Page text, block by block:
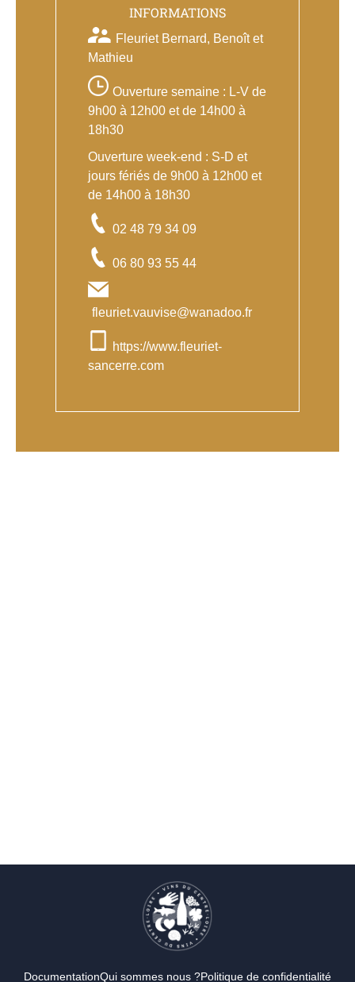
INFORMATIONS
Fleuriet Bernard, Benoît et
Mathieu
Ouverture semaine : L-V de
9h00 à 12h00 et de 14h00 à
18h30
Ouverture week-end : S-D et
jours fériés de 9h00 à 12h00 et
de 14h00 à 18h30
02 48 79 34 09
06 80 93 55 44
fleuriet.vauvise@wanadoo.fr
https://www.fleuriet-
sancerre.com
DocumentationQui sommes nous ?Politique de confidentialité